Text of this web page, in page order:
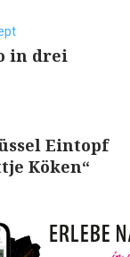
in drei
Eintopf
Köken“